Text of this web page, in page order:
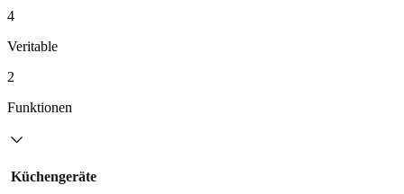
4
Veritable
2
Funktionen
Küchengeräte